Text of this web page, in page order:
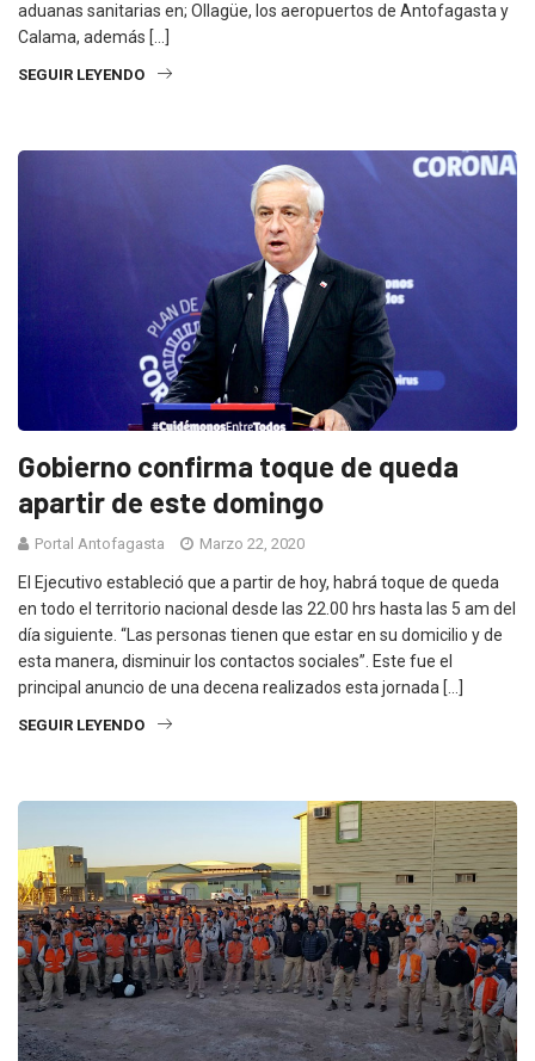
aduanas sanitarias en; Ollagüe, los aeropuertos de Antofagasta y
Calama, además […]
SEGUIR LEYENDO
Gobierno confirma toque de queda
apartir de este domingo
Portal Antofagasta Marzo 22, 2020
El Ejecutivo estableció que a partir de hoy, habrá toque de queda
en todo el territorio nacional desde las 22.00 hrs hasta las 5 am del
día siguiente. “Las personas tienen que estar en su domicilio y de
esta manera, disminuir los contactos sociales”. Este fue el
principal anuncio de una decena realizados esta jornada […]
SEGUIR LEYENDO